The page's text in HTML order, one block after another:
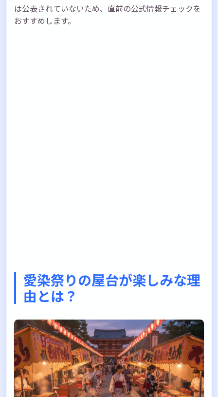
は公表されていないため、直前の公式情報チェックを
おすすめします。
愛染祭りの屋台が楽しみな理
由とは？